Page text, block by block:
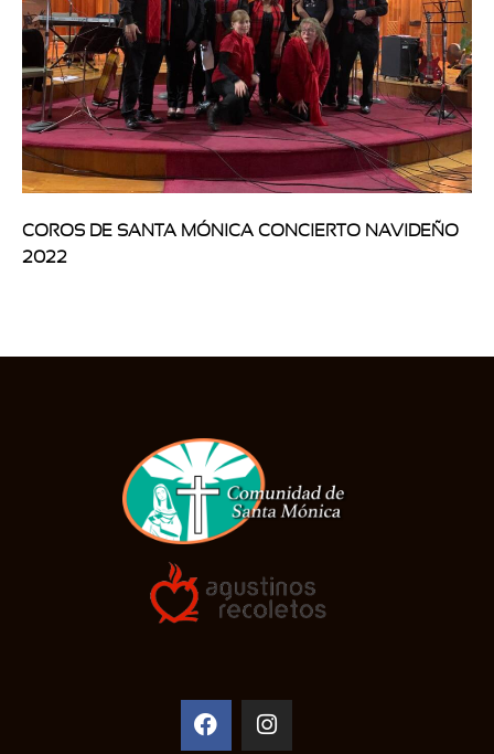
COROS DE SANTA MÓNICA CONCIERTO NAVIDEÑO
2022